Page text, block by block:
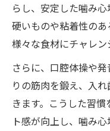
らし、安定した噛み心
硬いものや粘着性の
様々な食材にチャレン
さらに、口腔体操や
りの筋肉を鍛え、入
きます。こうした習
ト感が向上し、噛み心